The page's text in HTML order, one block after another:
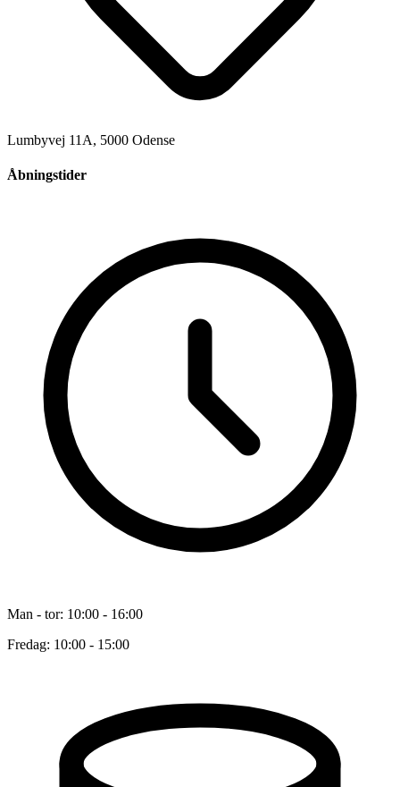
Lumbyvej 11A, 5000 Odense
Åbningstider
Man - tor: 10:00 - 16:00
Fredag: 10:00 - 15:00